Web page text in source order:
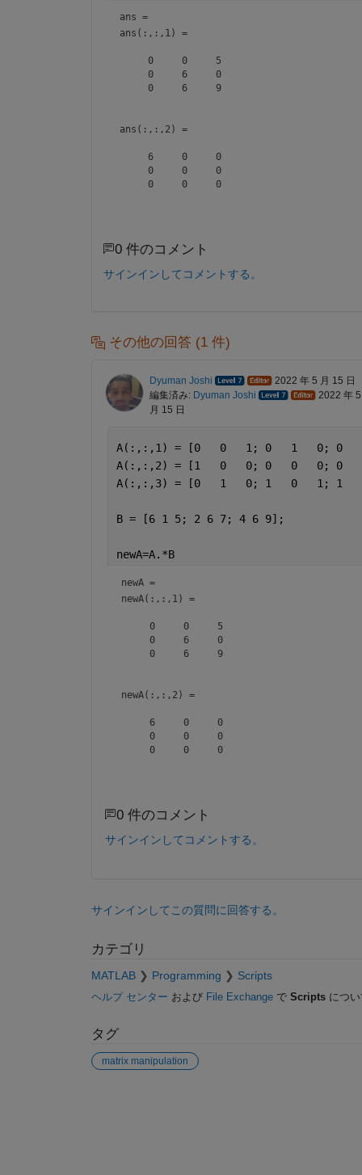
ans =
ans(:,:,1) =
     0     0     5
     0     6     0
     0     6     9
ans(:,:,2) =
     6     0     0
     0     0     0
     0     0     0
     0     1     0
     4     0     0
0 件のコメント
サインインしてコメントする。
その他の回答 (1 件)
Dyuman Joshi
2022 年 5 月 15 日
編集済み: Dyuman Joshi
2022 年 5
月 15 日
A(:,:,1) = [0   0   1; 0   1   0; 0
A(:,:,2) = [1   0   0; 0   0   0; 0
A(:,:,3) = [0   1   0; 1   0   1; 1
B = [6 1 5; 2 6 7; 4 6 9];
newA=A.*B
newA =
newA(:,:,1) =
     0     0     5
     0     6     0
     0     6     9
newA(:,:,2) =
     6     0     0
     0     0     0
     0     0     0
     0     1     0
     4     0     0
0 件のコメント
サインインしてコメントする。
サインインしてこの質問に回答する。
カテゴリ
MATLAB Programming Scripts
ヘルプ センター および File Exchangeで Scriptsについ
タグ
matrix manipulation